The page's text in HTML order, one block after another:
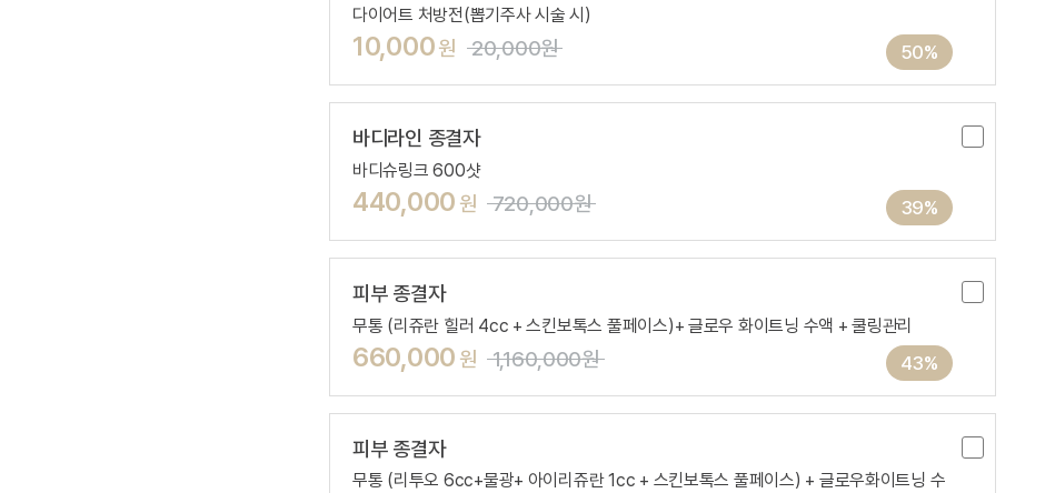
다이어트 처방전(뽑기주사 시술 시)
10,000원 20,000원 50%
바디라인 종결자
바디슈링크 600샷
440,000 원 720,000원 39%
피부 종결자
무통 (리쥬란 힐러 4cc + 스킨보톡스 풀페이스)+ 글로우 화이트닝 수액 + 쿨링관리
660,000 원 1,160,000원 43%
피부 종결자
무통 (리투오 6cc+물광+ 아이리쥬란 1cc + 스킨보톡스 풀페이스) + 글로우화이트닝 수